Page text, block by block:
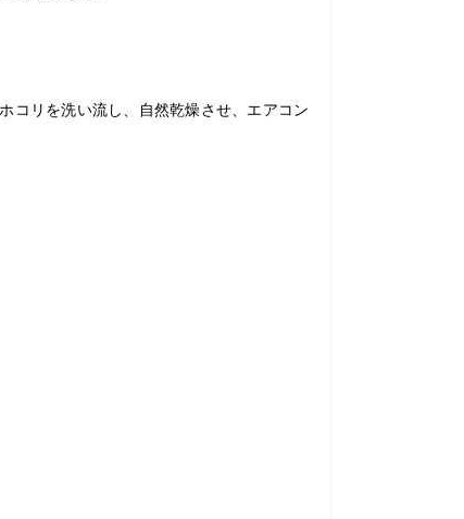
コリを洗い流し、自然乾燥させ、エアコン